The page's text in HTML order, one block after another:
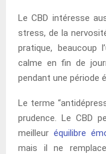
Le CBD intéresse
stress, de la
pratique, beaucoup
calme en fin de
pendant une période
Le terme
prudence. Le CBD
meilleuréquilibre
mais il ne